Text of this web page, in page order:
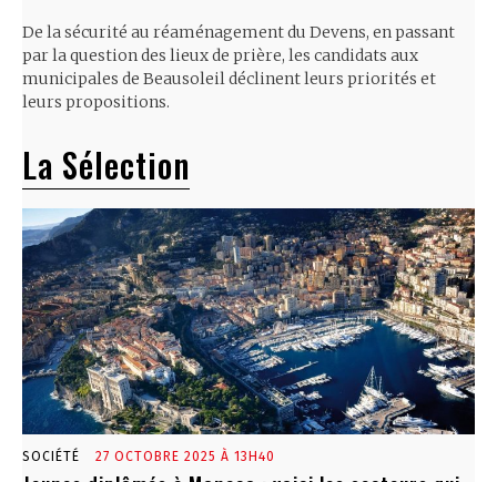
De la sécurité au réaménagement du Devens, en passant
par la question des lieux de prière, les candidats aux
municipales de Beausoleil déclinent leurs priorités et
leurs propositions.
La Sélection
SOCIÉTÉ 27 OCTOBRE 2025 À 13H40